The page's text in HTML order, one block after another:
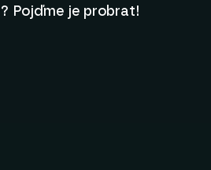
Pojďme je probrat!